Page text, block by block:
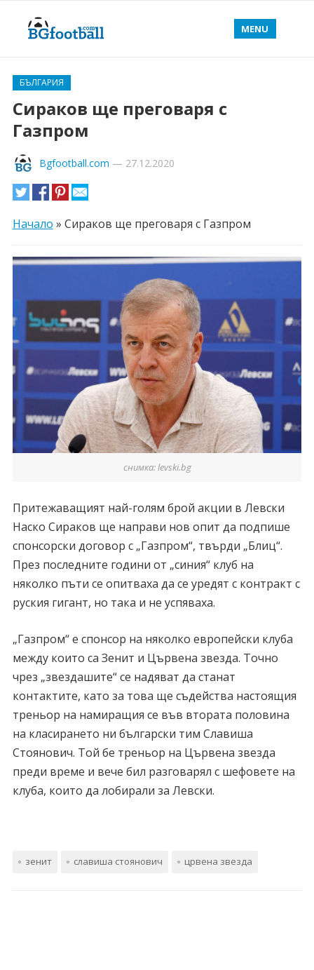
MENU
БЪЛГАРИЯ
Сираков ще преговаря с
Газпром
Bgfootball.com — 27.12.2020
Начало » Сираков ще преговаря с Газпром
снимка: levski.bg
Притежаващият най-голям брой акции в Левски
Наско Сираков ще направи нов опит да подпише
спонсорски договор с „Газпром“, твърди „Блиц“.
През последните години от „синия“ клуб на
няколко пъти се опитваха да се уредят с контракт с
руския гигант, но така и не успяваха.
„Газпром“ е спонсор на няколко европейски клуба
между които са Зенит и Цървена звезда. Точно
чрез „звездашите“ се надяват да станат
контактите, като за това ще съдейства настоящия
треньор на намиращия се във втората половина
на класирането ни български тим Славиша
Стоянович. Той бе треньор на Цървена звезда
преди време и вече бил разговарял с шефовете на
клуба, които да лобирали за Левски.
зенит славиша стоянович црвена звезда